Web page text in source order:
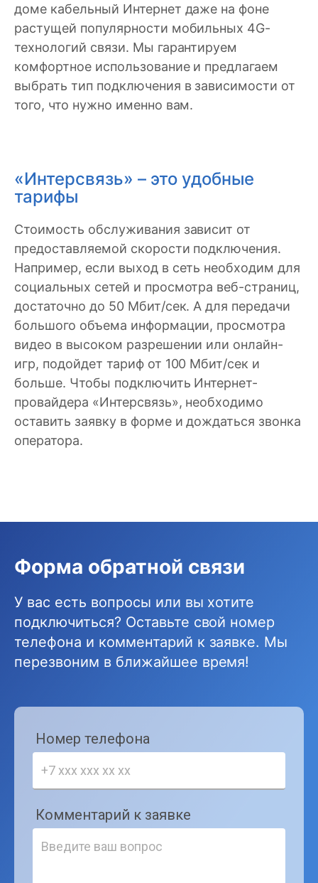
доме кабельный Интернет даже на фоне
растущей популярности мобильных 4G-
технологий связи. Мы гарантируем
комфортное использование и предлагаем
выбрать тип подключения в зависимости от
того, что нужно именно вам.
«Интерсвязь» – это удобные
тарифы
Стоимость обслуживания зависит от
предоставляемой скорости подключения.
Например, если выход в сеть необходим для
социальных сетей и просмотра веб-страниц,
достаточно до 50 Мбит/сек. А для передачи
большого объема информации, просмотра
видео в высоком разрешении или онлайн-
игр, подойдет тариф от 100 Мбит/сек и
больше. Чтобы подключить Интернет-
провайдера «Интерсвязь», необходимо
оставить заявку в форме и дождаться звонка
оператора.
Форма обратной связи
У вас есть вопросы или вы хотите
подключиться? Оставьте свой номер
телефона и комментарий к заявке. Мы
перезвоним в ближайшее время!
Номер телефона
Комментарий к заявке